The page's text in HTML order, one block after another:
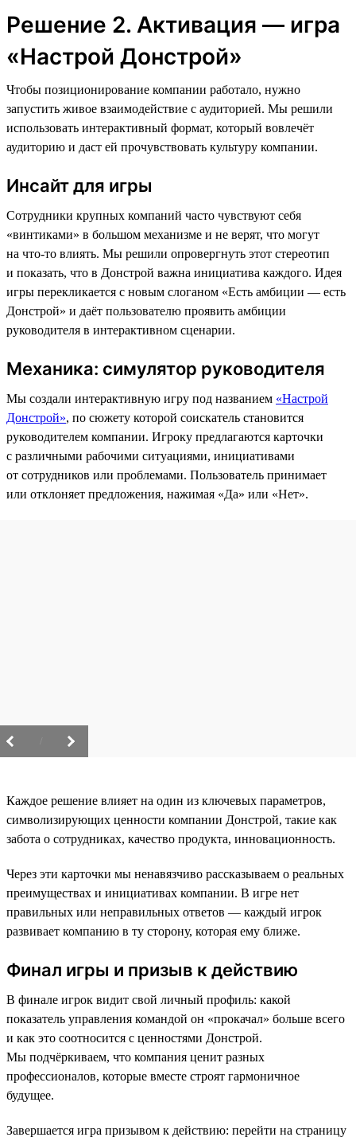
Решение 2. Активация — игра
«Настрой Донстрой»
Чтобы позиционирование компании работало, нужно
запустить живое взаимодействие с аудиторией. Мы решили
использовать интерактивный формат, который вовлечёт
аудиторию и даст ей прочувствовать культуру компании.
Инсайт для игры
Сотрудники крупных компаний часто чувствуют себя
«винтиками» в большом механизме и не верят, что могут
на что-то влиять. Мы решили опровергнуть этот стереотип
и показать, что в Донстрой важна инициатива каждого. Идея
игры перекликается с новым слоганом «Есть амбиции — есть
Донстрой» и даёт пользователю проявить амбиции
руководителя в интерактивном сценарии.
Механика: симулятор руководителя
Мы создали интерактивную игру под названием «Настрой
Донстрой», по сюжету которой соискатель становится
руководителем компании. Игроку предлагаются карточки
с различными рабочими ситуациями, инициативами
от сотрудников или проблемами. Пользователь принимает
или отклоняет предложения, нажимая «Да» или «Нет».
Каждое решение влияет на один из ключевых параметров,
символизирующих ценности компании Донстрой, такие как
забота о сотрудниках, качество продукта, инновационность.
Через эти карточки мы ненавязчиво рассказываем о реальных
преимуществах и инициативах компании. В игре нет
правильных или неправильных ответов — каждый игрок
развивает компанию в ту сторону, которая ему ближе.
Финал игры и призыв к действию
В финале игрок видит свой личный профиль: какой
показатель управления командой он «прокачал» больше всего
и как это соотносится с ценностями Донстрой.
Мы подчёркиваем, что компания ценит разных
профессионалов, которые вместе строят гармоничное
будущее.
Завершается игра призывом к действию: перейти на страницу